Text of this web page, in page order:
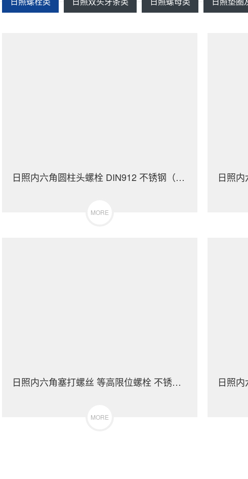
日照内六角圆柱头螺栓 DIN912 不锈钢（304/316）碳钢 合金钢
MORE
日照内六角塞打螺丝 等高限位螺栓 不锈钢（304/316）碳钢 合金钢
MORE